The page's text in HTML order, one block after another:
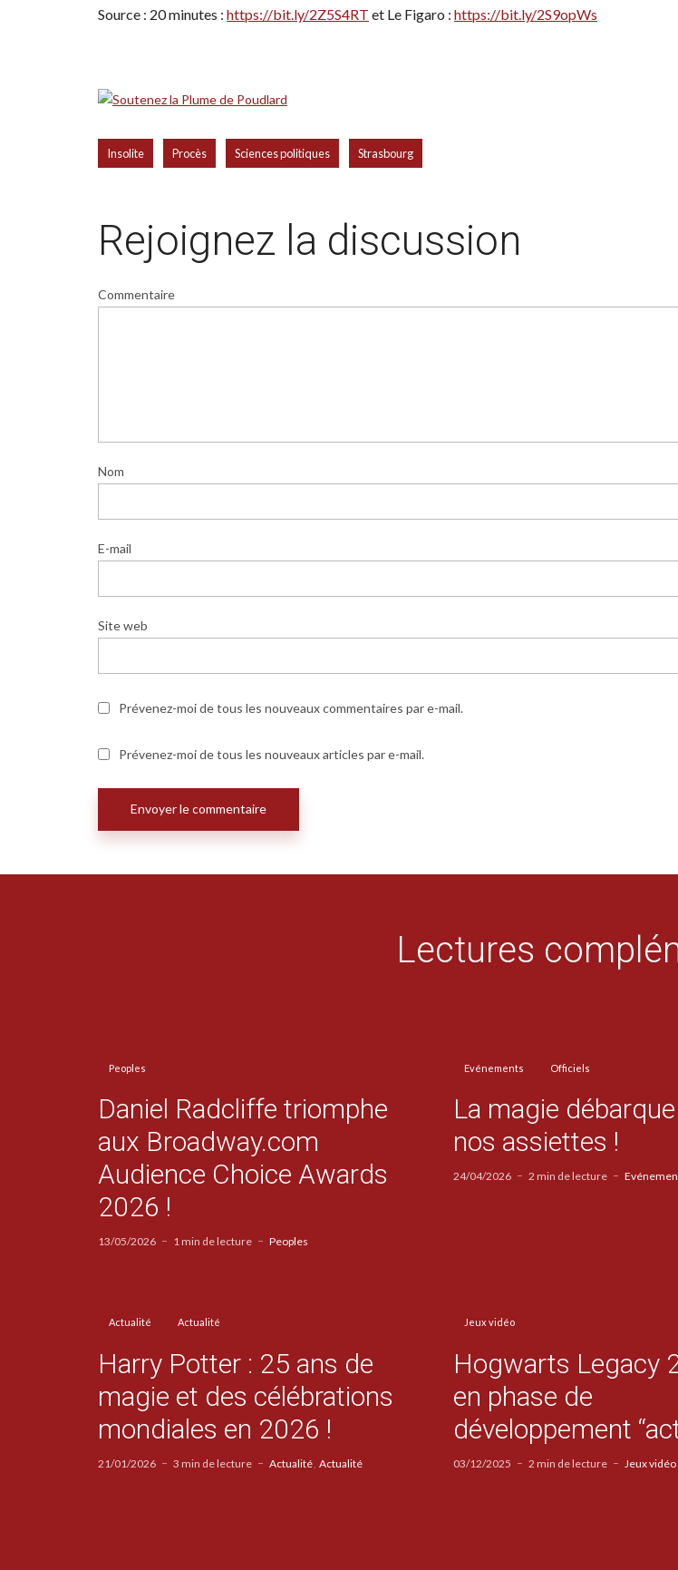
Source : 20 minutes : https://bit.ly/2Z5S4RT et Le Figaro : https://bit.ly/2S9opWs
Insolite Procès Sciences politiques Strasbourg
Rejoignez la discussion
Commentaire
Nom
E-mail
Site web
Prévenez-moi de tous les nouveaux commentaires par e-mail.
Prévenez-moi de tous les nouveaux articles par e-mail.
Lectures
Peoples
Daniel Radcliffe triomphe
aux Broadway.com
Audience Choice Awards
2026 !
13/05/2026 1 min de lecture Peoples
Evénements Officiels
La magie
nos assiettes !
24/04/2026 2 min de lecture
Actualité Actualité
Harry Potter : 25 ans de
magie et des célébrations
mondiales en 2026 !
21/01/2026 3 min de lecture Actualité Actualité
Jeux vidéo
Hogwarts Legacy
en phase de
développement
03/12/2025 2 min de lecture Jeux vidéo